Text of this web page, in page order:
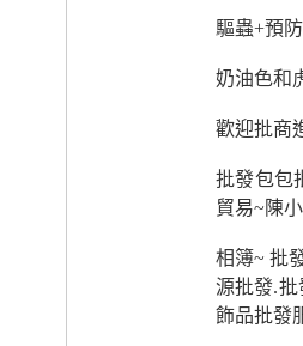
驅蟲+預
奶油色和
歡迎批商
批發包包
貿易~陳
相簿~ 批
源批發.
飾品批發